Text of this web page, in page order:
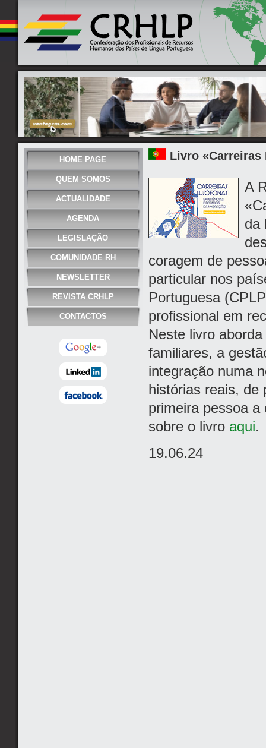
HOME PAGE
QUEM SOMOS
ACTUALIDADE
AGENDA
LEGISLAÇÃO
COMUNIDADE RH
NEWSLETTER
REVISTA CRHLP
CONTACTOS
Livro «Carreiras
A
da
coragem de
particular nos
Portuguesa
profissional em
Neste livro
familiares, a
integração numa
histórias reais, de
primeira pessoa
sobre o livro aqui.
19.06.24